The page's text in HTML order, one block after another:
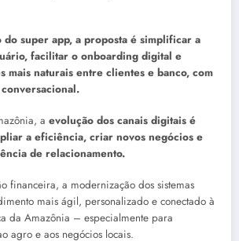
do super app, a proposta é simplificar a
facilitar o onboarding digital e
mais naturais entre clientes e banco, com
a evolução dos canais digitais é
a eficiência, criar novos negócios e
de relacionamento.
financeira, a modernização dos sistemas
mais ágil, personalizado e conectado à
da Amazônia – especialmente para
agro e aos negócios locais.